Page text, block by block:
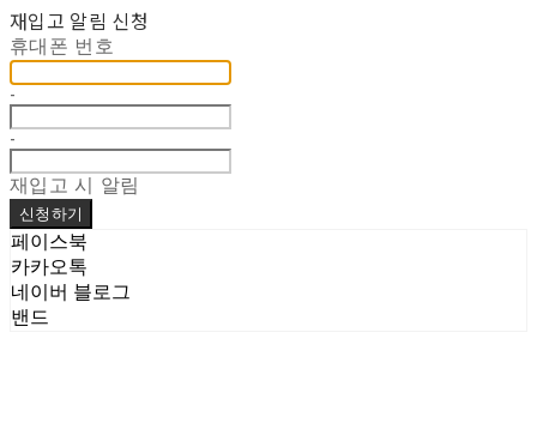
재입고 알림 신청
휴대폰 번호
-
-
재입고 시 알림
신청하기
페이스북
카카오톡
네이버 블로그
밴드